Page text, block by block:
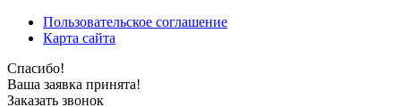
Пользовательское соглашение
Карта сайта
Спасибо!
Ваша заявка принята!
Заказать звонок